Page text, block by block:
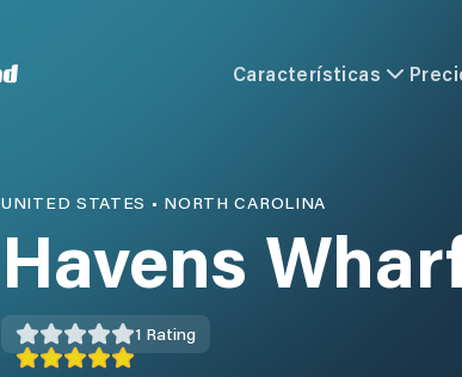
Características
UNITED STATES • NORTH CAROLINA
Havens
1 Rating